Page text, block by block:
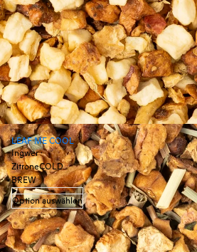
LEAF ME COOL
Ingwer ·
ZitroneCOLD
BREW
Option auswählen